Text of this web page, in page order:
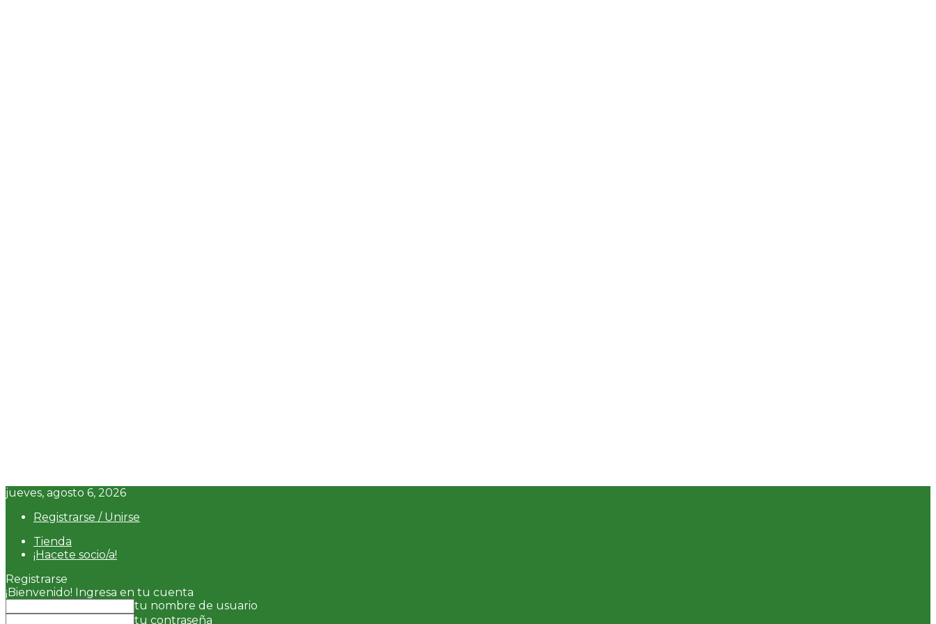
jueves, agosto 6, 2026
Registrarse / Unirse
Tienda
¡Hacete socio/a!
Registrarse
¡Bienvenido! Ingresa en tu cuenta
tu nombre de usuario
tu contraseña